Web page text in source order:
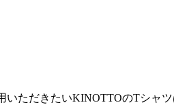
ただきたいKINOTTOのTシャ